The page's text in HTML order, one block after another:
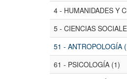
4 - HUMANIDADES Y
5 - CIENCIAS
51 - ANTROPOLOGÍA
61 - PSICOLOGÍA (1)